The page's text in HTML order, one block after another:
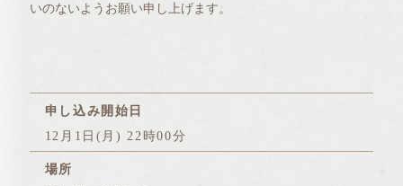
いのないようお願い申し上げます。
申し込み開始日
12月1日(月) 22時00分
場所